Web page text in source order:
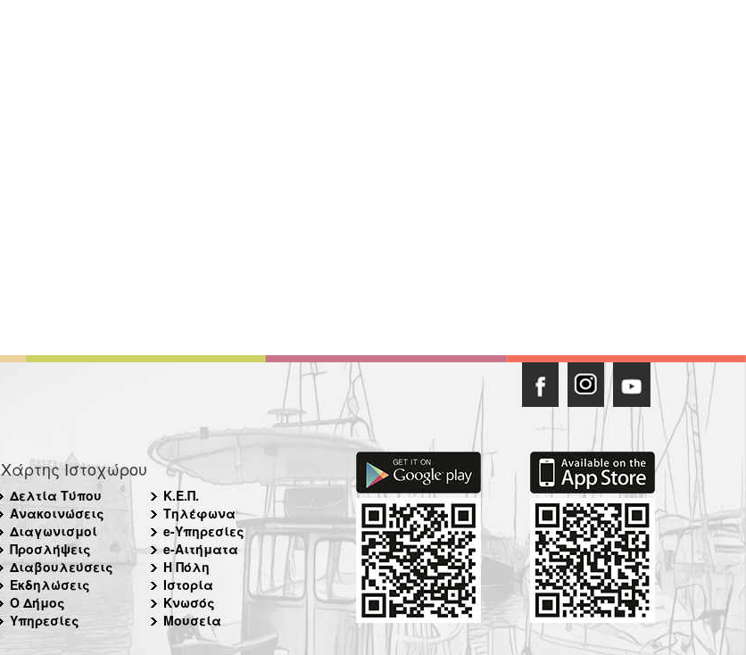
Χάρτης Ιστοχώρου
Δελτία Τύπου
Ανακοινώσεις
Διαγωνισμοί
Προσλήψεις
Διαβουλεύσεις
Εκδηλώσεις
Ο Δήμος
Υπηρεσίες
Κ.Ε.Π.
Τηλέφωνα
e-Υπηρεσίες
e-Αιτήματα
Η Πόλη
Ιστορία
Κνωσός
Μουσεία